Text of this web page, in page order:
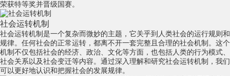
荣获特等奖并晋级国赛。
社会运转机制
社会运转机制是一个复杂而微妙的主题，它关乎到人类社会的运行规则和
规律。任何社会的正常运转，都离不开一套完整且合理的社会机制。这个
机制不仅包括社会的经济、政治、文化等方面，也包括人类的行为模式、
社会关系以及社会变迁等内容。通过深入理解和研究社会运转机制，我们
可以更好地认识和把握社会的发展规律。